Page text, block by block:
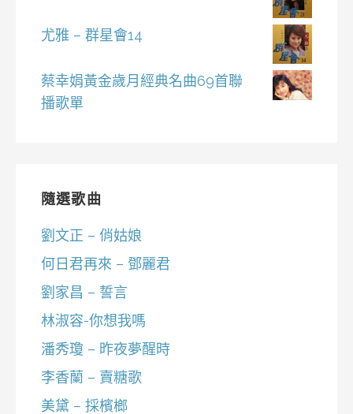
尤雅 – 群星會14
蔡幸娟黃金歲月經典名曲69首聯
播歌單
隨選歌曲
劉文正 – 俏姑娘
何日君再來 – 鄧麗君
劉家昌 – 誓言
林淑容-你想我嗎
潘秀瓊 – 昨夜夢醒時
李香蘭 – 賣糖歌
美黛 – 採檳榔